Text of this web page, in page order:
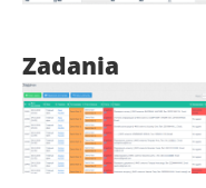
Zadania